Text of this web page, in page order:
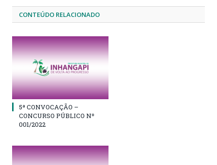
CONTEÚDO RELACIONADO
5ª CONVOCAÇÃO –
CONCURSO PÚBLICO Nº
001/2022